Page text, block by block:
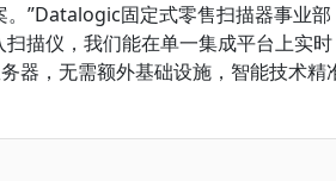
”Datalogic固定式零售扫描器事业部
描仪，我们能在单一集成平台上实时
器，无需额外基础设施，智能技术精